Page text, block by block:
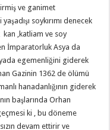
ve ganimet
soykırımı denecek
,katliam ve soy
İmparatorluk Asya da
egemenliğini giderek
Gazinin 1362 de ölümü
hanadanlığının giderek
başlarında Orhan
ki , bu döneme
devam ettirir ve